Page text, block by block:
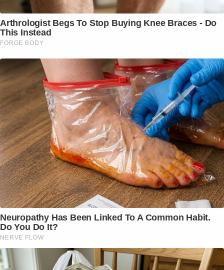
Arthrologist Begs To Stop Buying Knee Braces - Do
This Instead
FORGE BODY
Neuropathy Has Been Linked To A Common Habit.
Do You Do It?
NERVE FLOW